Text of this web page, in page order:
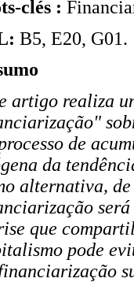
clés :
B5, E20, G01.
artigo realiza
de
da
alternativa,
que
pode